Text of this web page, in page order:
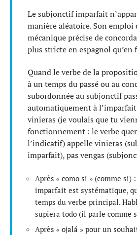
Le subjonctif imparfait
manière aléatoire. Son emploi
mécanique précise de
plus stricte en espagnol qu’en
Quand le verbe de la
à un temps du passé ou au
subordonnée au subjonctif
automatiquement à
vinieras (je voulais que tu
fonctionnement : le verbe
l’indicatif) appelle vinieras
imparfait), pas vengas
Après « como si » (comme si)
imparfait est systématique,
temps du verbe principal.
supiera todo (il parle comme
Après « ojalá » pour un